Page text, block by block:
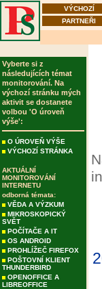
VÝCHOZÍ
PARTNEŘI
Vyberte si z
následujících témat
monitorování. Na
výchozí stránku mých
aktivit se dostanete
volbou 'O úroveň
výše':
O ÚROVEŇ VÝŠE
VÝCHOZÍ STRÁNKA
AKTUÁLNÍ
MONITOROVÁNÍ
INTERNETU
odborná témata:
VĚDA A VÝZKUM
MIKROSKOPICKÝ
SVĚT
POČÍTAČE A IT
OS ANDROID
PROHLÍŽEČ FIREFOX
POŠTOVNÍ KLIENT
THUNDERBIRD
OPENOFFICE A
LIBREOFFICE